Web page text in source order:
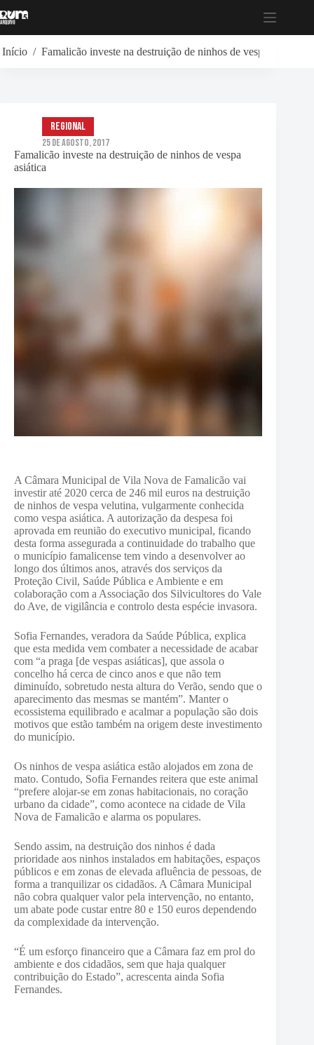
para
Início / Famalicão investe na destruição de ninhos de vespa asiática
Famalicão investe na destruição de ninhos de vespa
asiática
Regional
25 de Agosto, 2017
A Câmara Municipal de Vila Nova de Famalicão vai
investir até 2020 cerca de 246 mil euros na destruição
de ninhos de vespa velutina, vulgarmente conhecida
como vespa asiática. A autorização da despesa foi
aprovada em reunião do executivo municipal, ficando
desta forma assegurada a continuidade do trabalho que
o município famalicense tem vindo a desenvolver ao
longo dos últimos anos, através dos serviços da
Proteção Civil, Saúde Pública e Ambiente e em
colaboração com a Associação dos Silvicultores do Vale
do Ave, de vigilância e controlo desta espécie invasora.
Sofia Fernandes, veradora da Saúde Pública, explica
que esta medida vem combater a necessidade de acabar
com “a praga [de vespas asiáticas], que assola o
concelho há cerca de cinco anos e que não tem
diminuído, sobretudo nesta altura do Verão, sendo que o
aparecimento das mesmas se mantém”. Manter o
ecossistema equilibrado e acalmar a população são dois
motivos que estão também na origem deste investimento
do município.
Os ninhos de vespa asiática estão alojados em zona de
mato. Contudo, Sofia Fernandes reitera que este animal
“prefere alojar-se em zonas habitacionais, no coração
urbano da cidade”, como acontece na cidade de Vila
Nova de Famalicão e alarma os populares.
Sendo assim, na destruição dos ninhos é dada
prioridade aos ninhos instalados em habitações, espaços
públicos e em zonas de elevada afluência de pessoas, de
forma a tranquilizar os cidadãos. A Câmara Municipal
não cobra qualquer valor pela intervenção, no entanto,
um abate pode custar entre 80 e 150 euros dependendo
da complexidade da intervenção.
“É um esforço financeiro que a Câmara faz em prol do
ambiente e dos cidadãos, sem que haja qualquer
contribuição do Estado”, acrescenta ainda Sofia
Fernandes.